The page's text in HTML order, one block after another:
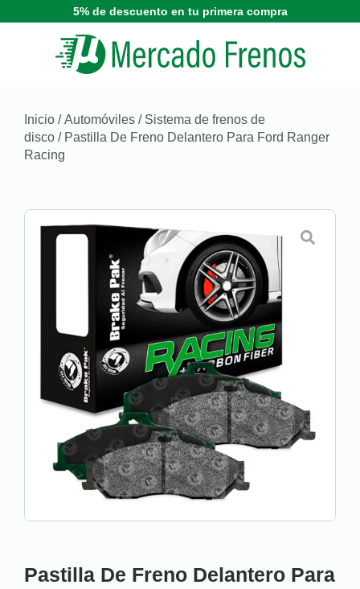
5% de descuento en tu primera compra
Inicio /Automóviles / Sistema de frenos de
disco / Pastilla De Freno Delantero Para Ford Ranger
Racing
Pastilla De Freno Delantero Para